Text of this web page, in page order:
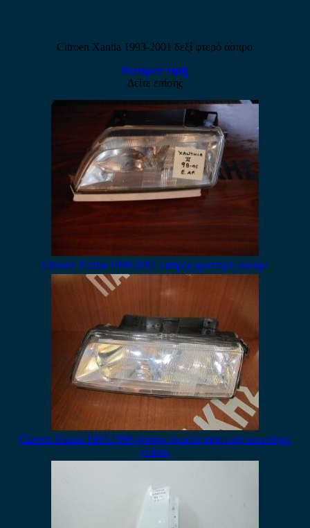
Citroen Xantia 1993-2001 δεξί φτερό άσπρο
Ρωτήστε τιμή
Δείτε επίσης
Citroen Xantia 1998-2001 εμπρός αριστερό φανάρι
Citroen Xantia 1993-1998 φανάρι εμπρός αριστερό καινούριο
γνήσιο